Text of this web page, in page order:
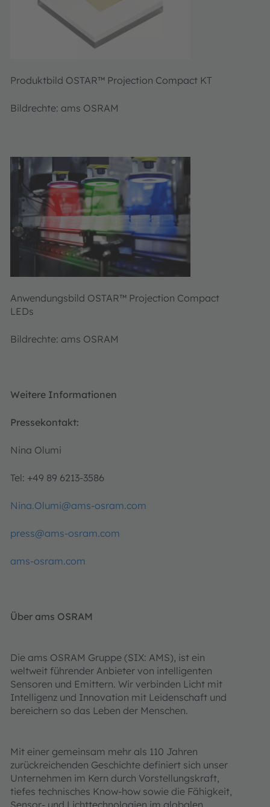
Produktbild OSTAR™ Projection Compact KT
Bildrechte: ams OSRAM
Anwendungsbild OSTAR™ Projection Compact
LEDs
Bildrechte: ams OSRAM
Weitere Informationen
Pressekontakt:
Nina Olumi
Tel: +49 89 6213-3586
Nina.Olumi@ams-osram.com
press@ams-osram.com
ams-osram.com
Über ams OSRAM
Die ams OSRAM Gruppe (SIX: AMS), ist ein
weltweit führender Anbieter von intelligenten
Sensoren und Emittern. Wir verbinden Licht mit
Intelligenz und Innovation mit Leidenschaft und
bereichern so das Leben der Menschen.
Mit einer gemeinsam mehr als 110 Jahren
zurückreichenden Geschichte definiert sich unser
Unternehmen im Kern durch Vorstellungskraft,
tiefes technisches Know-how sowie die Fähigkeit,